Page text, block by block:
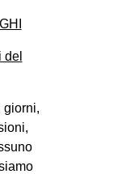
giorni,